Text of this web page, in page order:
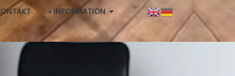
» INFORMATION